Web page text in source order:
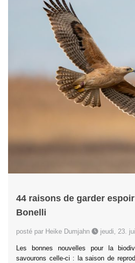
44 raisons de garder
Bonelli
posté par Heike Dumjahn jeudi, 23.
Les bonnes nouvelles pour la
savourons celle-ci : la saison de